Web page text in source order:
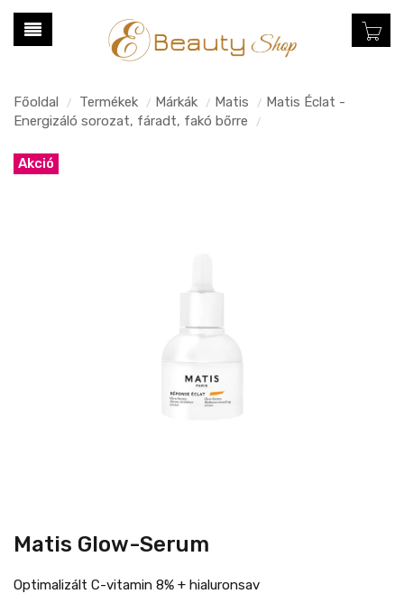
Főoldal / Termékek / Márkák / Matis / Matis Éclat -
Energizáló sorozat, fáradt, fakó bőrre
/
Akció
Matis Glow-Serum
Optimalizált C-vitamin 8% + hialuronsav